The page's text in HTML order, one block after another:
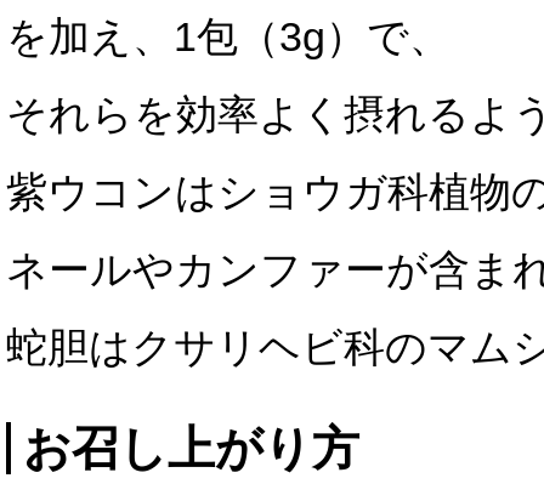
を加え、1包（3g）で、
それらを効率よく摂れるよ
紫ウコンはショウガ科植
ネールやカンファーが含ま
蛇胆はクサリヘビ科のマム
お召し上がり方